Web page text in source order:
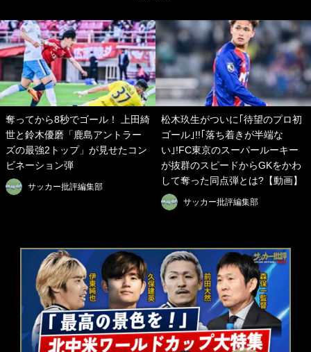
奪ってから8秒でゴール！ 上田綺
世と鈴木優磨「鹿島アントラー
ズの最強2トップ」が見せたコン
ビネーション弾
サッカー批評編集部
松木玖生がついに｢待望のプロ初
ゴール｣!!｢落ち着きが半端な
い｣!FC東京のスーパールーキー
が抜群のスピードからGKをかわ
して奪った同点弾とは?【動画】
サッカー批評編集部